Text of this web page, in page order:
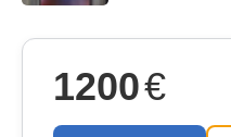
1200€